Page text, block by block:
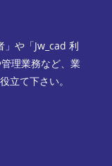
」や「Jw_cad 利
理業務など、業
立て下さい。